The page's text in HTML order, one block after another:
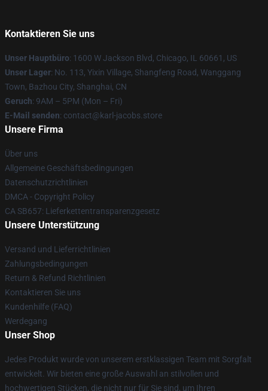
Kontaktieren Sie uns
Unser Hauptbüro: 1600 W Jackson Blvd, Chicago, IL 60661, US
Unser Lager: No. 113, Yixin Village, Shangfeng Road, Wanggang
Town, Bazhou City, Shanghai, CN
Geruch: 9AM – 5PM (Mon – Fri)
E-Mail senden: contact@karl-jacobs.store
Unsere Firma
Über uns
Allgemeine Geschäftsbedingungen
Datenschutzrichtlinien
DMCA - Copyright Policy
CA SB657: Lieferkettentransparenzgesetz
Unsere Unterstützung
Versand und Lieferrichtlinien
Zahlungsbedingungen
Return & Refund Richtlinien
Kontaktieren Sie uns
Kundenhilfe (FAQ)
Werdegang
Unser Shop
Jedes Produkt wurde von unserem erstklassigen Team mit Sorgfalt
entwickelt. Wir bieten eine große Auswahl an stilvollen und
hochwertigen Stücken, die nicht nur für Sie sind, um Ihren